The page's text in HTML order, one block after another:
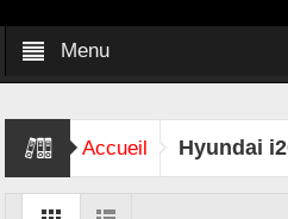
Menu
Accueil Hyundai